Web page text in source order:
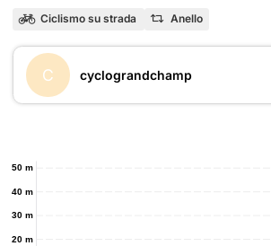
Ciclismo su strada Anello
C cyclograndchamp
20 m
30 m
40 m
50 m